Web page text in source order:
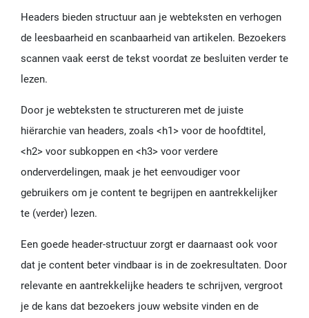
Headers bieden structuur aan je webteksten en verhogen
de leesbaarheid en scanbaarheid van artikelen. Bezoekers
scannen vaak eerst de tekst voordat ze besluiten verder te
lezen.
Door je webteksten te structureren met de juiste
hiërarchie van headers, zoals <h1> voor de hoofdtitel,
<h2> voor subkoppen en <h3> voor verdere
onderverdelingen, maak je het eenvoudiger voor
gebruikers om je content te begrijpen en aantrekkelijker
te (verder) lezen.
Een goede header-structuur zorgt er daarnaast ook voor
dat je content beter vindbaar is in de zoekresultaten. Door
relevante en aantrekkelijke headers te schrijven, vergroot
je de kans dat bezoekers jouw website vinden en de